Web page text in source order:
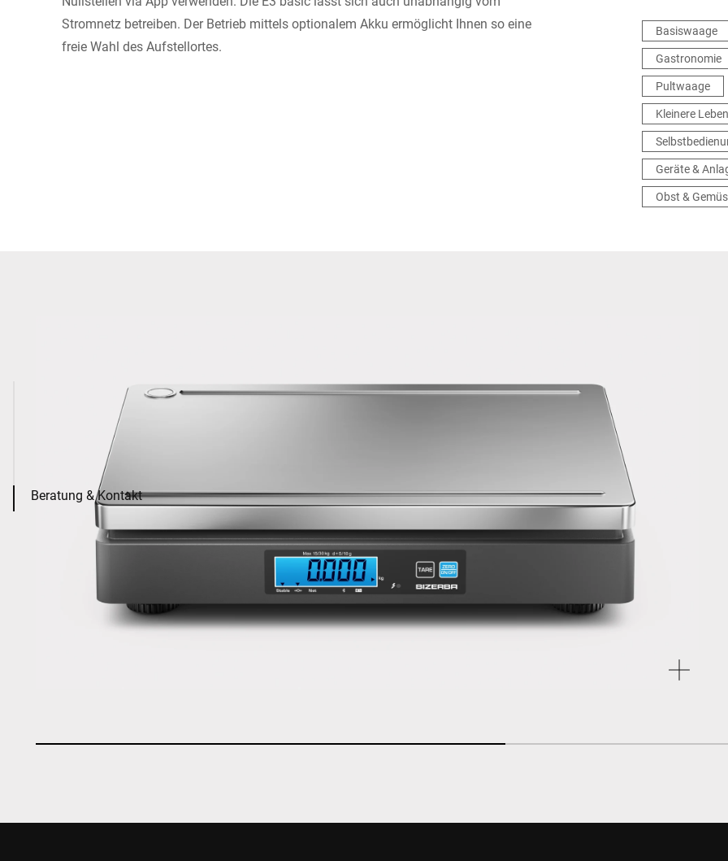
Stromnetz betreiben. Der Betrieb mittels optionalem Akku ermöglicht Ihnen so eine
freie Wahl des Aufstellortes.
Basiswaage
Gastronomie
Pultwaage
Kleinere
Geräte &
Obst &
Beratung & Kontakt